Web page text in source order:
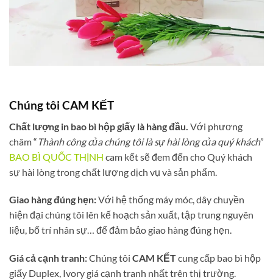
Chúng tôi CAM KẾT
Chất lượng in bao bì hộp giấy là hàng đầu. Với phương
châm “ Thành công của chúng tôi là sự hài lòng của quý khách”
BAO BÌ QUỐC THỊNH cam kết sẽ đem đến cho Quý khách
sự hài lòng trong chất lượng dịch vụ và sản phẩm.
Giao hàng đúng hẹn:Với hệ thống máy móc, dây chuyền
hiện đại chúng tôi lên kế hoạch sản xuất, tập trung nguyên
liệu, bố trí nhân sự… để đảm bảo giao hàng đúng hẹn.
Giá cả cạnh tranh:Chúng tôi CAM KẾTcung cấp bao bì hộp
giấy Duplex, Ivory giá cạnh tranh nhất trên thị trường.